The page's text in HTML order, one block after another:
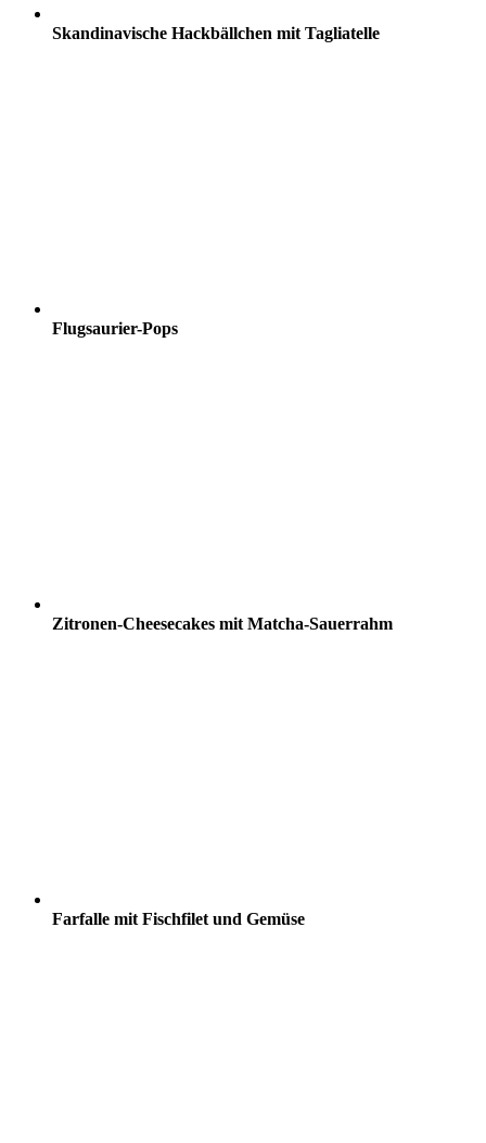
Skandinavische Hackbällchen mit Tagliatelle
Flugsaurier-Pops
Zitronen-Cheesecakes mit Matcha-Sauerrahm
Farfalle mit Fischfilet und Gemüse